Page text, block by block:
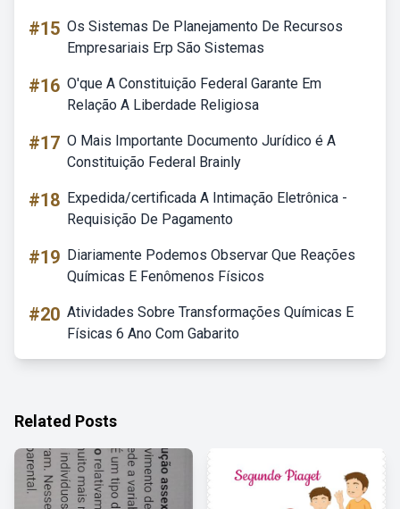
#15 Os Sistemas De Planejamento De Recursos
Empresariais Erp São Sistemas
#16 O'que A Constituição Federal Garante Em
Relação A Liberdade Religiosa
#17 O Mais Importante Documento Jurídico é A
Constituição Federal Brainly
#18 Expedida/certificada A Intimação Eletrônica -
Requisição De Pagamento
#19 Diariamente Podemos Observar Que Reações
Químicas E Fenômenos Físicos
#20 Atividades Sobre Transformações Químicas E
Físicas 6 Ano Com Gabarito
Related Posts